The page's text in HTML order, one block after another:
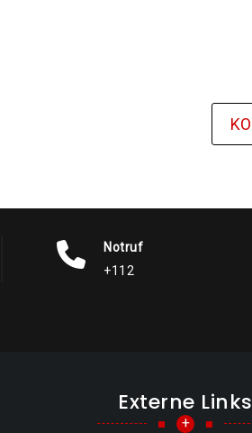
Notruf
+112
Externe Links
+